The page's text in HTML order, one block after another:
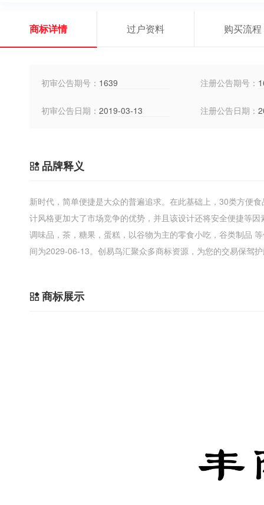
商标详情 过户资料 购买流程
初审公告期号： 1639 注册公告期号：
初审公告日期： 2019-03-13 注册公告日期：
品牌释义
新时代，简单便捷是大众的普遍追求。在此基础上，30类方便
计风格更加大了市场竞争的优势，并且该设计还将安全便捷等
调味品，茶，糖果，蛋糕，以谷物为主的零食小吃，谷类制品
间为2029-06-13。创易鸟汇聚众多商标资源，为您的交易保驾
商标展示